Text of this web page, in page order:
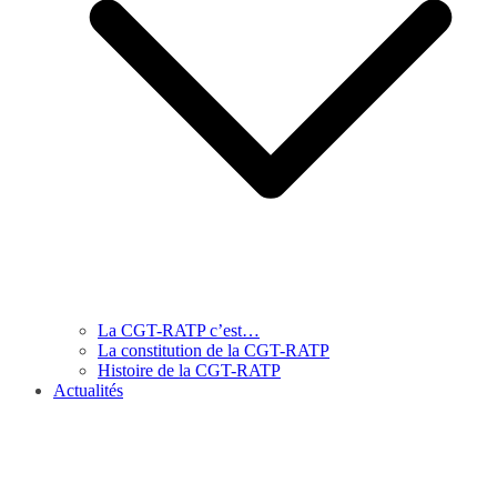
La CGT-RATP c’est…
La constitution de la CGT-RATP
Histoire de la CGT-RATP
Actualités